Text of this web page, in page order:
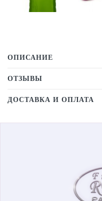
ОПИСАНИЕ
ОТЗЫВЫ
ДОСТАВКА И ОПЛАТА